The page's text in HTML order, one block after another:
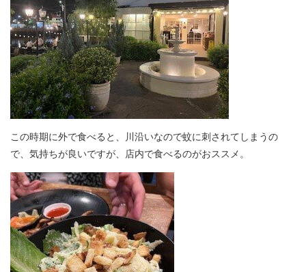
この時期に外で食べると、川沿いなので蚊に刺されてしまうの
で、気持ちが良いですが、店内で食べるのがおススメ。